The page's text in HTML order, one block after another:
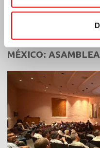
Últimas
MÉXICO: